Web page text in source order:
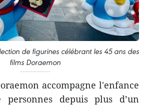
de figurines célébrant les 45 ans des
films Doraemon
accompagne l'enfance
depuis plus d’un